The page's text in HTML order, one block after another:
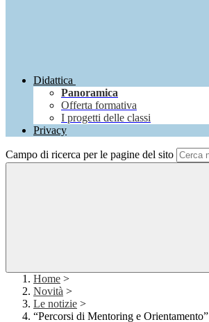
Didattica
Panoramica
Offerta formativa
I progetti delle classi
Privacy
Campo di ricerca per le pagine del sito
Home >
Novità >
Le notizie >
“Percorsi di Mentoring e Orientamento”